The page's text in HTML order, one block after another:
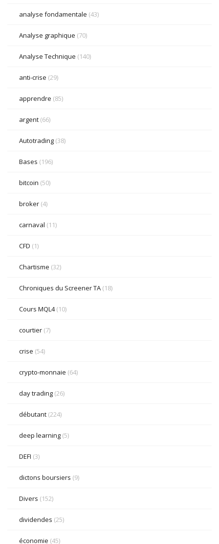
analyse fondamentale (43)
Analyse graphique (70)
Analyse Technique (140)
anti-crise (29)
apprendre (85)
argent (66)
Autotrading (38)
Bases (196)
bitcoin (50)
broker (4)
carnaval (11)
CFD (1)
Chartisme (32)
Chroniques du Screener TA (18)
Cours MQL4(10)
courtier (7)
crise (54)
crypto-monnaie (64)
day trading (26)
débutant (224)
deep learning (5)
DEFI (3)
dictons boursiers (9)
Divers (152)
dividendes (25)
économie (45)